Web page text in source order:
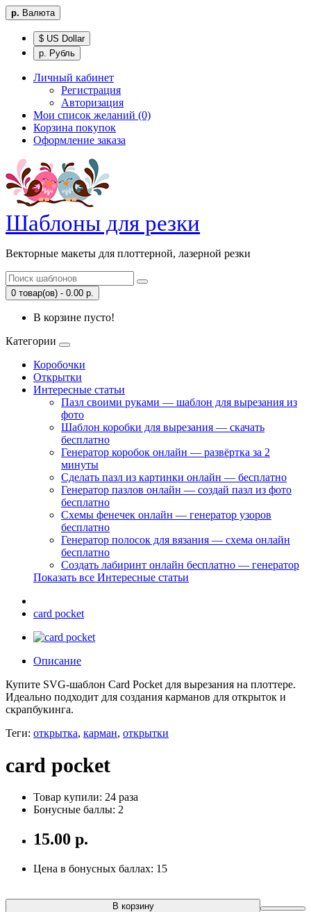
р. Валюта
$ US Dollar
р. Рубль
Личный кабинет
Регистрация
Авторизация
Мои список желаний (0)
Корзина покупок
Оформление заказа
Шаблоны для резки
Векторные макеты для плоттерной, лазерной резки
0 товар(ов) - 0.00 р.
В корзине пусто!
Категории
Коробочки
Открытки
Интересные статьи
Пазл своими руками — шаблон для вырезания из
фото
Шаблон коробки для вырезания — скачать
бесплатно
Генератор коробок онлайн — развёртка за 2
минуты
Сделать пазл из картинки онлайн — бесплатно
Генератор пазлов онлайн — создай пазл из фото
бесплатно
Схемы фенечек онлайн — генератор узоров
бесплатно
Генератор полосок для вязания — схема онлайн
бесплатно
Создать лабиринт онлайн бесплатно — генератор
Показать все Интересные статьи
card pocket
Описание
Купите SVG-шаблон Card Pocket для вырезания на плоттере.
Идеально подходит для создания карманов для открыток и
скрапбукинга.
Теги: открытка, карман, открытки
card pocket
Товар купили: 24 раза
Бонусные баллы: 2
15.00 р.
Цена в бонусных баллах: 15
В корзину